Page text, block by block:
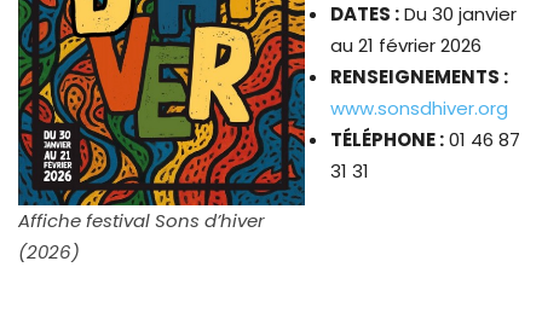
Affiche festival Sons d’hiver
(2026)
DATES :Du 30 janvier
au 21 février 2026
RENSEIGNEMENTS :
www.sonsdhiver.org
TÉLÉPHONE :01 46 87
31 31